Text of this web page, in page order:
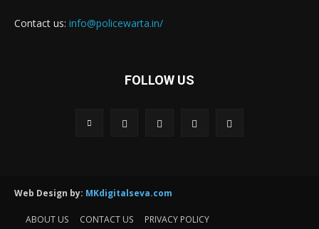
Contact us: info@policewarta.in/
FOLLOW US
Web Design by: MKdigitalseva.com
ABOUT US CONTACT US
PRIVACY POLICY